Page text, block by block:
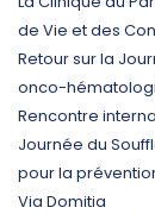
de Vie et des
Retour sur la
onco-
Rencontre
Journée du
pour la
Via Domitia